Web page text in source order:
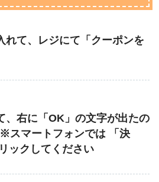
れて、レジにて「クーポンを
、右に「OK」の文字が出たの
スマートフォンでは 「決
ックしてください